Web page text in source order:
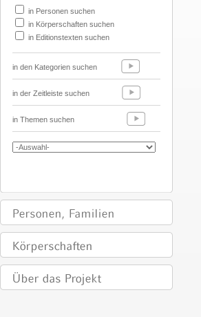
in Personen suchen
in Körperschaften suchen
in Editionstexten suchen
in den Kategorien suchen
in der Zeitleiste suchen
in Themen suchen